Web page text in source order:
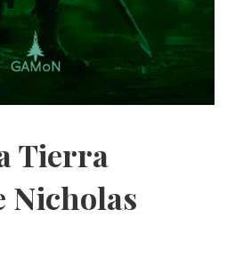
Tierra
Nicholas